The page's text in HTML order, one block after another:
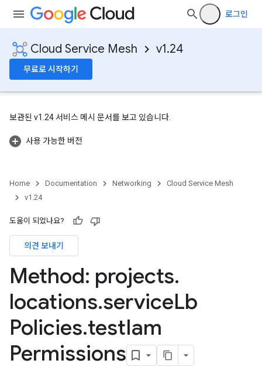
로그인
Cloud Service Mesh v1.24
무료로 시작하기
보관된 v1.24 서비스 메시 문서를 보고 있습니다.
사용 가능한 버전
Home Documentation Networking
Cloud Service Mesh
v1.24
도움이 되었나요?
의견 보내기
Method: projects.
locations.serviceLb
Policies.testIam
Permissions